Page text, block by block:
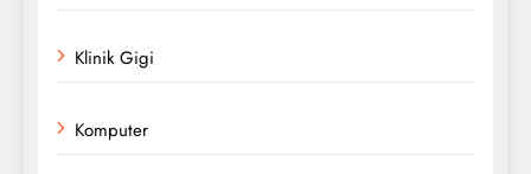
Klinik Gigi
Komputer